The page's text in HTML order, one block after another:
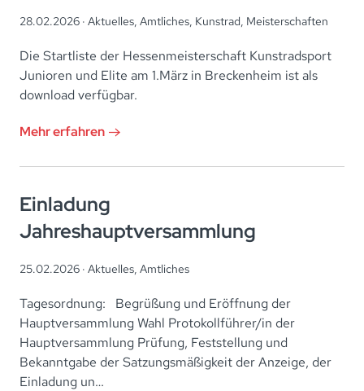
28.02.2026 · Aktuelles, Amtliches, Kunstrad, Meisterschaften
Die Startliste der Hessenmeisterschaft Kunstradsport
Junioren und Elite am 1.März in Breckenheim ist als
download verfügbar.
Mehr erfahren
Einladung
Jahreshauptversammlung
25.02.2026 · Aktuelles, Amtliches
Tagesordnung: Begrüßung und Eröffnung der
Hauptversammlung Wahl Protokollführer/in der
Hauptversammlung Prüfung, Feststellung und
Bekanntgabe der Satzungsmäßigkeit der Anzeige, der
Einladung un…